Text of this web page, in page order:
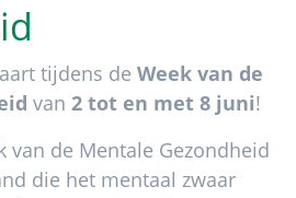
tijdens de Week van de
van 2 tot en met 8 juni!
van de Mentale Gezondheid
die het mentaal zwaar